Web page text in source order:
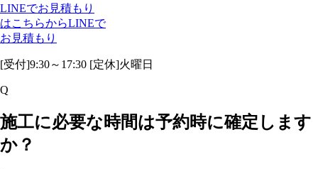
LINEでお見積もり
はこちらからLINEで
お見積もり
[受付]9:30～17:30 [定休]火曜日
Q
施工に必要な時間は予約時に確定します
か？